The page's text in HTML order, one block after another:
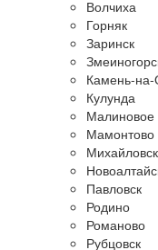
Волчиха
Горняк
Заринск
Камень-
Кулунда
Малиновое
Мамонтово
Павловск
Родино
Романово
Рубцовск